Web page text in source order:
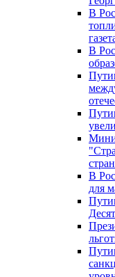
В
В
В
для